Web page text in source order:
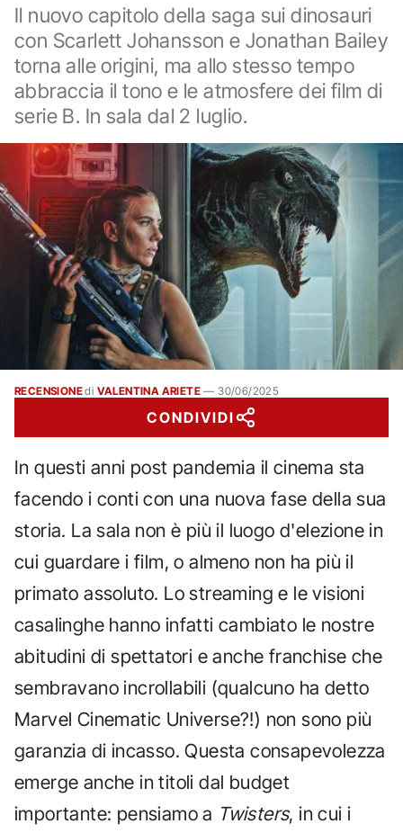
Il nuovo capitolo della saga sui dinosauri
con Scarlett Johansson e Jonathan Bailey
torna alle origini, ma allo stesso tempo
abbraccia il tono e le atmosfere dei film di
serie B. In sala dal 2 luglio.
RECENSIONEdi VALENTINA ARIETE —30/06/2025
CONDIVIDI
In questi anni post pandemia il cinema sta
facendo i conti con una nuova fase della sua
storia. La sala non è più il luogo d'elezione in
cui guardare i film, o almeno non ha più il
primato assoluto. Lo streaming e le visioni
casalinghe hanno infatti cambiato le nostre
abitudini di spettatori e anche franchise che
sembravano incrollabili (qualcuno ha detto
Marvel Cinematic Universe?!) non sono più
garanzia di incasso. Questa consapevolezza
emerge anche in titoli dal budget
importante: pensiamo a Twisters, in cui i